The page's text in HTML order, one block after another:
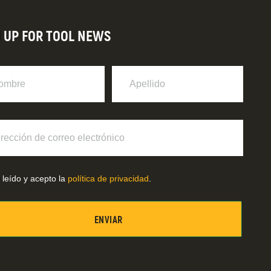
UP FOR TOOL NEWS
leído y acepto la política de privacidad.